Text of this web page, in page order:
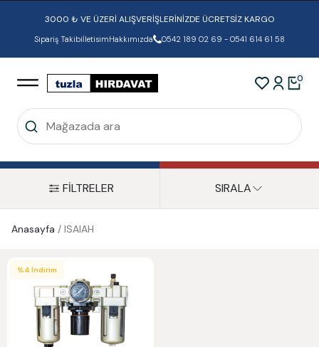
3000 ₺ VE ÜZERİ ALIŞVERİŞLERİNİZDE ÜCRETSİZ KARGO
Sipariş TakibiİletisimHakkımızda 0542 189 02 69 - 0541 614 61 58
0
FİLTRELER SIRALA
Anasayfa / ISAIAH
%4 İndirim